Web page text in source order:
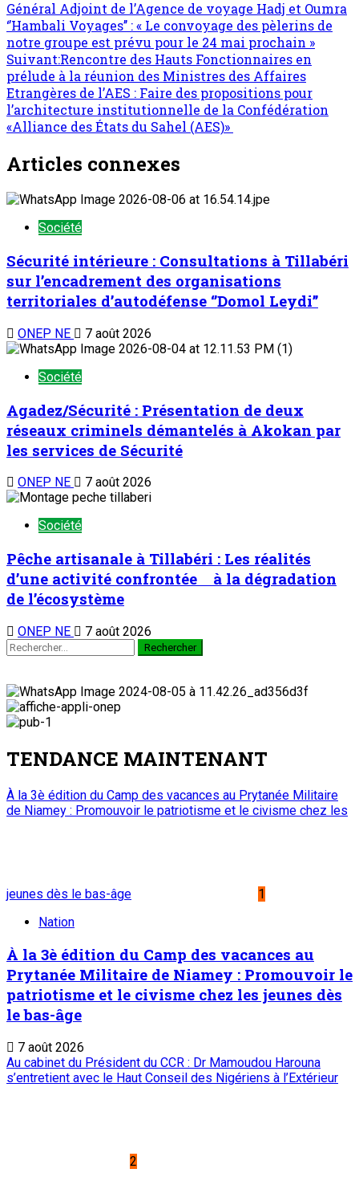
Général Adjoint de l’Agence de voyage Hadj et Oumra
‘’Hambali Voyages’’ : « Le convoyage des pèlerins de
notre groupe est prévu pour le 24 mai prochain »
Suivant:Rencontre des Hauts Fonctionnaires en
prélude à la réunion des Ministres des Affaires
Etrangères de l’AES : Faire des propositions pour
l’architecture institutionnelle de la Confédération
«Alliance des États du Sahel (AES)»
Articles connexes
Société
Sécurité intérieure : Consultations à Tillabéri
sur l’encadrement des organisations
territoriales d’autodéfense ‘’Domol Leydi’’
ONEP NE 7 août 2026
Société
Agadez/Sécurité : Présentation de deux
réseaux criminels démantelés à Akokan par
les services de Sécurité
ONEP NE 7 août 2026
Société
Pêche artisanale à Tillabéri : Les réalités
d’une activité confrontée à la dégradation
de l’écosystème
ONEP NE 7 août 2026
TENDANCE MAINTENANT
À la 3è édition du Camp des vacances au Prytanée Militaire
de Niamey : Promouvoir le patriotisme et le civisme chez les
jeunes dès le bas-âge
1
Nation
À la 3è édition du Camp des vacances au
Prytanée Militaire de Niamey : Promouvoir le
patriotisme et le civisme chez les jeunes dès
le bas-âge
7 août 2026
Au cabinet du Président du CCR : Dr Mamoudou Harouna
s’entretient avec le Haut Conseil des Nigériens à l’Extérieur
2